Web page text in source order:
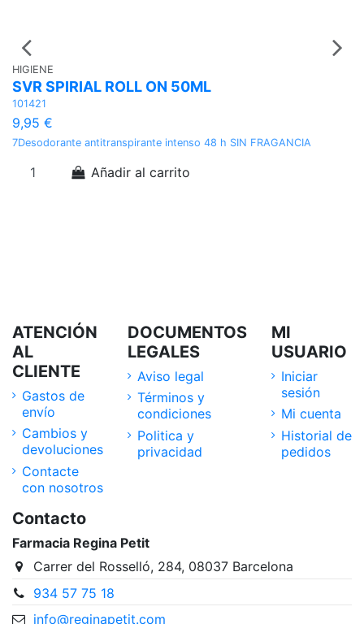
HIGIENE
SVR SPIRIAL ROLL ON 50ML
101421
9,95 €
7Desodorante antitranspirante intenso 48 h SIN FRAGANCIA
Añadir al carrito
ATENCIÓN
AL
CLIENTE
Gastos de
envío
Cambios y
devoluciones
Contacte
con nosotros
DOCUMENTOS
LEGALES
Aviso legal
Términos y
condiciones
Politica y
privacidad
MI
USUARIO
Iniciar
sesión
Mi cuenta
Historial de
pedidos
Contacto
Farmacia Regina Petit
Carrer del Rosselló, 284, 08037 Barcelona
934 57 75 18
info@reginapetit.com